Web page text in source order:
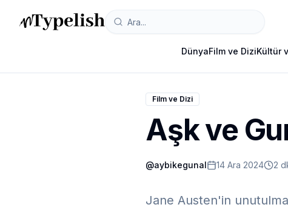
DünyaFilm ve DiziKültür
Film ve Dizi
Aşk ve
@aybikegunal 14 Ara 2024 2
Jane Austen'in